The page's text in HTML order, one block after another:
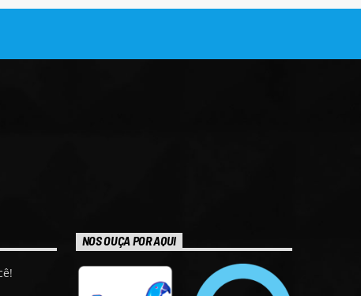
NOS OUÇA POR AQUI